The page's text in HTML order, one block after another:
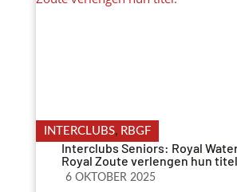
INTERCLUBS, RBGF
Interclubs Seniors: Royal
Royal Zoute verlengen hun
6 OKTOBER 2025